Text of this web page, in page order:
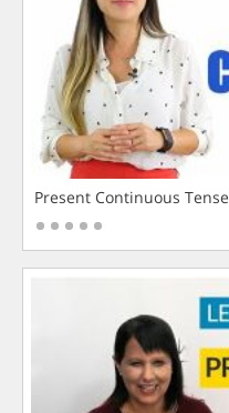
Present Continuous Tense